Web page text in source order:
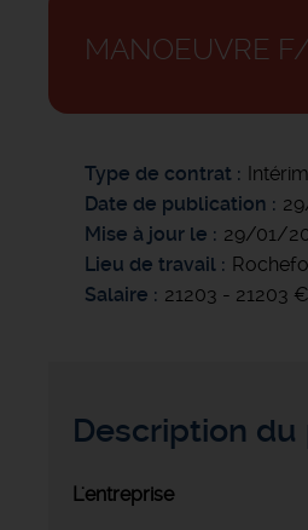
MANOEUVRE
Type de contrat
Intérim
Date de publication
Mise à jour le
29/01/
Lieu de travail
Salaire
21203 - 21203
Description du
L'entreprise